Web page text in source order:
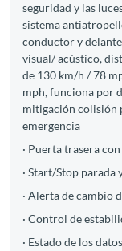
seguridad y las
sistema
conductor y
visual/ acústico,
de 130 km/h / 78
mph, funciona por
mitigación colisión
emergencia
· Puerta trasera
· Start/Stop
· Alerta de cambio
· Control de
· Estado de los